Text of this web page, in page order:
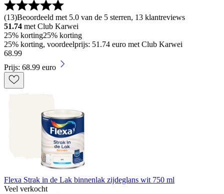
(13)Beoordeeld met 5.0 van de 5 sterren, 13 klantreviews
51.74 met Club Karwei
25% korting25% korting
25% korting, voordeelprijs: 51.74 euro met Club Karwei
68.99
Prijs: 68.99 euro
Flexa Strak in de Lak binnenlak zijdeglans wit 750 ml
Veel verkocht